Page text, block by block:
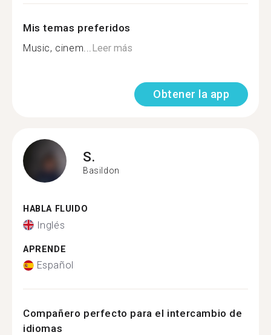
Mis temas preferidos
Music, cinem...Leer más
Obtener la app
S.
Basildon
HABLA FLUIDO
Inglés
APRENDE
Español
Compañero perfecto para el intercambio de
idiomas